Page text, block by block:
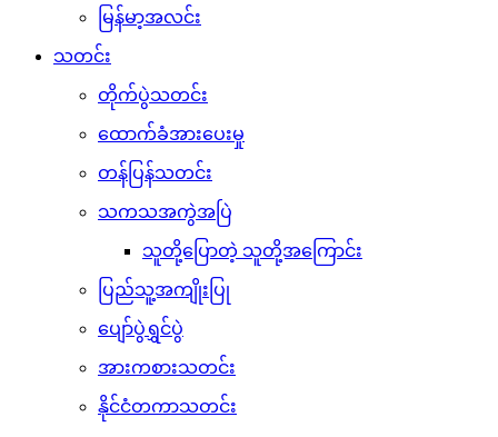
မြန်မာ့အလင်း
သတင်း
တိုက်ပွဲသတင်း
ထောက်ခံအားပေးမှု
တန်ပြန်သတင်း
သကသအကွဲအပြဲ
သူတို့ပြောတဲ့ သူတို့အကြောင်း
ပြည်သူ့အကျိုးပြု
ပျော်ပွဲရွှင်ပွဲ
အားကစားသတင်း
နိုင်ငံတကာသတင်း